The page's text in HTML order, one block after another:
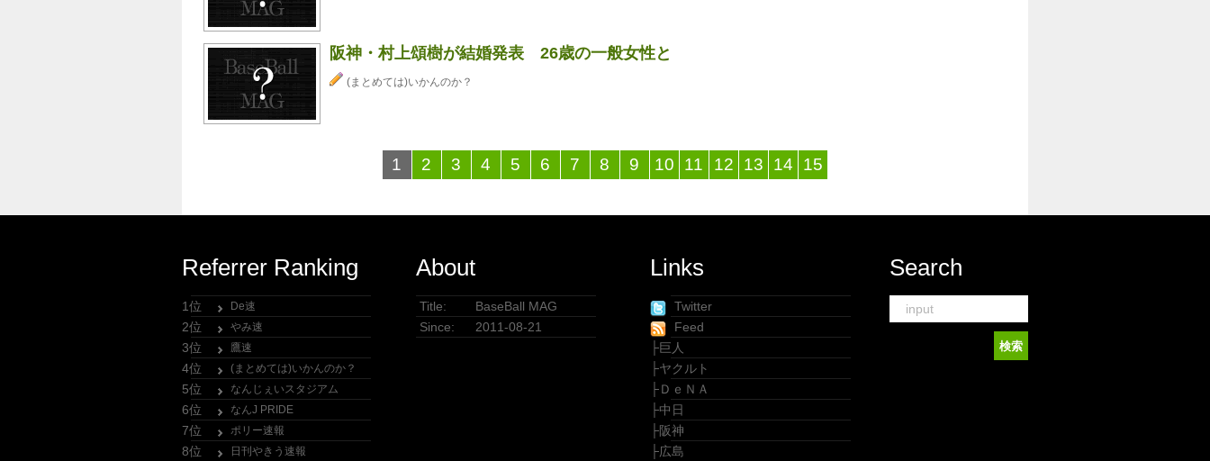
阪神・村上頌樹が結婚発表 26歳の一般女性と
(まとめては)いかんのか？
1 2 3 4 5 6 7 8 9 10 11 12 13 14 15
Referrer Ranking
1位 De速
2位 やみ速
3位 鷹速
4位 (まとめては)いかんのか？
5位 なんじぇいスタジアム
6位 なんJ PRIDE
7位 ポリー速報
8位 日刊やきう速報
About
Title:
BaseBall MAG
Since:
2011-08-21
Links
Twitter
Feed
├巨人
├ヤクルト
├ＤｅＮＡ
├中日
├阪神
├広島
Search